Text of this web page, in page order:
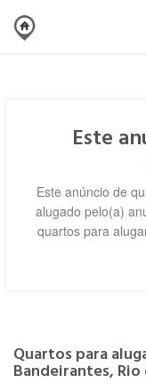
Este
Este anúncio de
alugado pelo(a)
quartos para
Quartos para
Bandeirantes, Rio